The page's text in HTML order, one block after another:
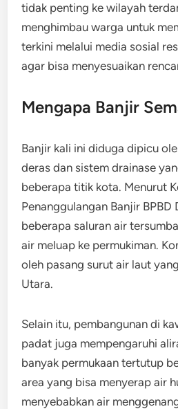
tidak penting ke wilayah
menghimbau warga untuk
terkini melalui media sosial
agar bisa menyesuaikan
Mengapa Banjir
Banjir kali ini diduga dipicu
deras dan sistem drainase
beberapa titik kota. Menurut
Penanggulangan Banjir BPBD
beberapa saluran air
air meluap ke permukiman.
oleh pasang surut air laut
Utara.
Selain itu, pembangunan di
padat juga mempengaruhi
banyak permukaan tertutup
area yang bisa menyerap air
menyebabkan air